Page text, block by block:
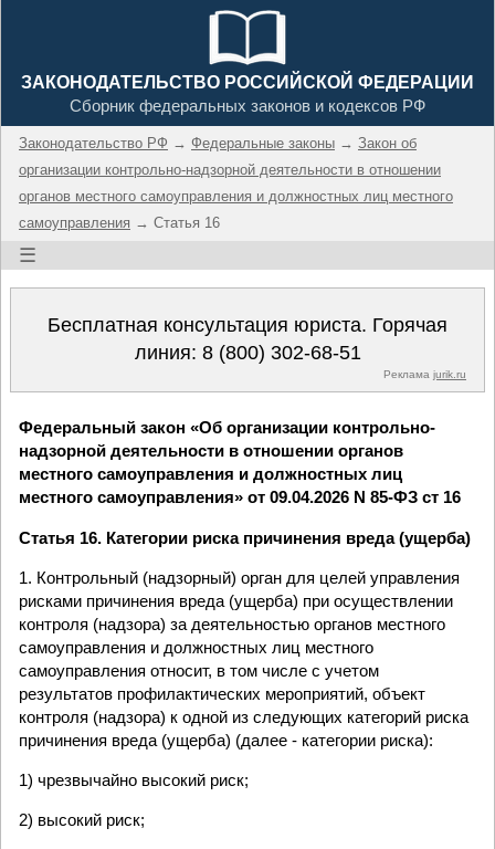
ЗАКОНОДАТЕЛЬСТВО РОССИЙСКОЙ ФЕДЕРАЦИИ
Сборник федеральных законов и кодексов РФ
Законодательство РФ → Федеральные законы → Закон об
организации контрольно-надзорной деятельности в отношении
органов местного самоуправления и должностных лиц местного
самоуправления → Статья 16
☰
Бесплатная консультация юриста. Горячая
линия: 8 (800) 302-68-51
Реклама jurik.ru
Федеральный закон «Об организации контрольно-
надзорной деятельности в отношении органов
местного самоуправления и должностных лиц
местного самоуправления» от 09.04.2026 N 85-ФЗ ст 16
Статья 16. Категории риска причинения вреда (ущерба)
1. Контрольный (надзорный) орган для целей управления
рисками причинения вреда (ущерба) при осуществлении
контроля (надзора) за деятельностью органов местного
самоуправления и должностных лиц местного
самоуправления относит, в том числе с учетом
результатов профилактических мероприятий, объект
контроля (надзора) к одной из следующих категорий риска
причинения вреда (ущерба) (далее - категории риска):
1) чрезвычайно высокий риск;
2) высокий риск;